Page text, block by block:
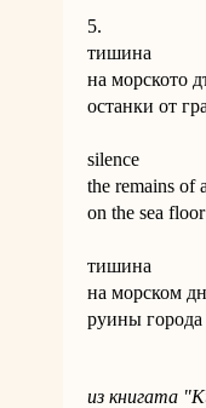
5.
тишина
на морското
останки от
silence
the remains of
on the sea floor
тишина
на морском
руины города
из книгата